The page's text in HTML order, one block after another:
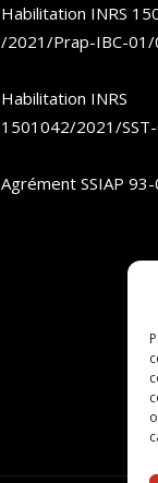
Habilitation INRS
/2021/Prap-IBC-
Habilitation INRS
1501042/2021/
Agrément SSIAP